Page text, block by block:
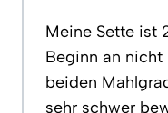
Meine Sette ist
Beginn an
beiden
sehr schwer